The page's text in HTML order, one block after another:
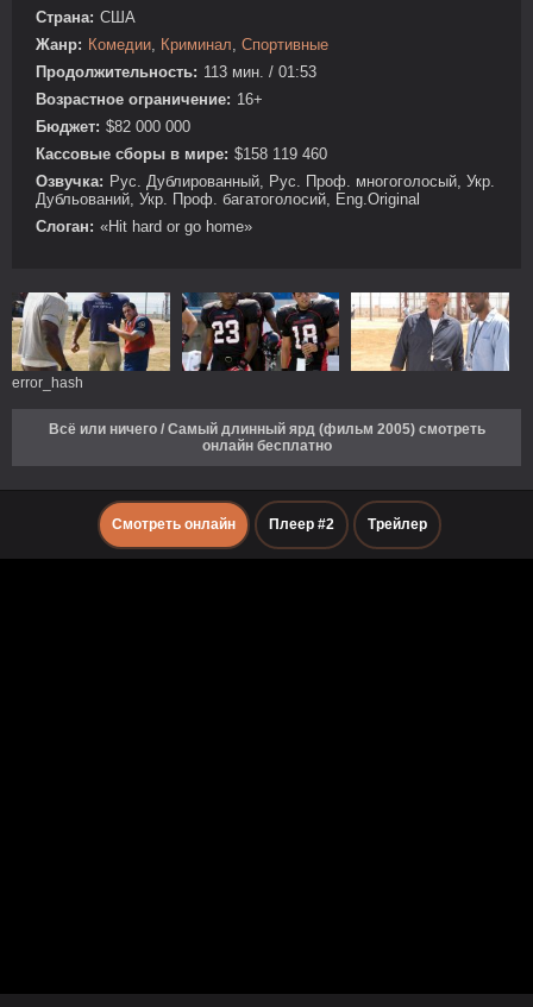
Страна: США
Жанр: Комедии, Криминал, Спортивные
Продолжительность: 113 мин. / 01:53
Возрастное ограничение: 16+
Бюджет: $82 000 000
Кассовые сборы в мире: $158 119 460
Озвучка: Рус. Дублированный, Рус. Проф. многоголосый, Укр.
Дубльований, Укр. Проф. багатоголосий, Eng.Original
Слоган: «Hit hard or go home»
error_hash
Всё или ничего / Самый длинный ярд (фильм 2005) смотреть
онлайн бесплатно
Смотреть онлайн Плеер #2 Трейлер